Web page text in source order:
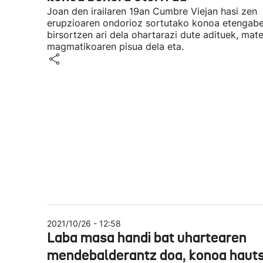
Joan den irailaren 19an Cumbre Viejan hasi zen
erupzioaren ondorioz sortutako konoa
birsortzen ari dela ohartarazi dute adituek,
magmatikoaren pisua dela eta.
2021/10/26 - 12:58
Laba masa handi bat uhartearen
mendebalderantz doa, konoa